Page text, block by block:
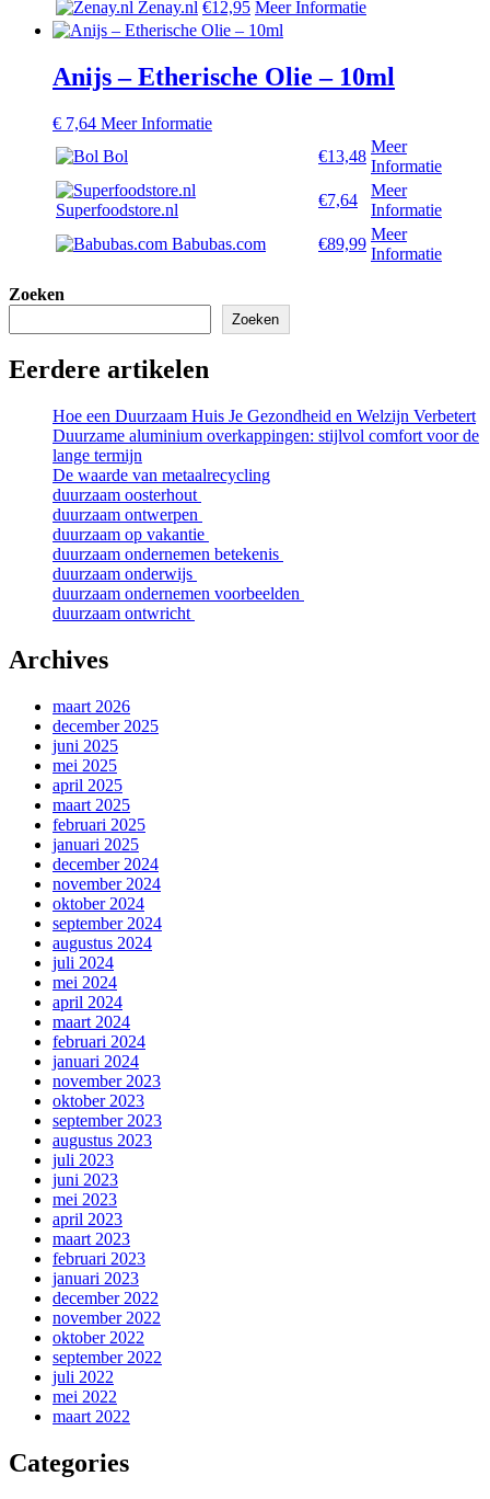
Zenay.nl €12,95 Meer Informatie
Anijs – Etherische Olie – 10ml
€ 7,64 Meer Informatie
Bol
€13,48
Meer
Informatie
Superfoodstore.nl
€7,64
Meer
Informatie
Babubas.com
€89,99
Meer
Informatie
Zoeken
Zoeken
Eerdere artikelen
Hoe een Duurzaam Huis Je Gezondheid en Welzijn Verbetert
Duurzame aluminium overkappingen: stijlvol comfort voor de
lange termijn
De waarde van metaalrecycling
duurzaam oosterhout
duurzaam ontwerpen
duurzaam op vakantie
duurzaam ondernemen betekenis
duurzaam onderwijs
duurzaam ondernemen voorbeelden
duurzaam ontwricht
Archives
maart 2026
december 2025
juni 2025
mei 2025
april 2025
maart 2025
februari 2025
januari 2025
december 2024
november 2024
oktober 2024
september 2024
augustus 2024
juli 2024
mei 2024
april 2024
maart 2024
februari 2024
januari 2024
november 2023
oktober 2023
september 2023
augustus 2023
juli 2023
juni 2023
mei 2023
april 2023
maart 2023
februari 2023
januari 2023
december 2022
november 2022
oktober 2022
september 2022
juli 2022
mei 2022
maart 2022
Categories